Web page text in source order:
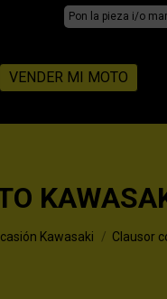
Search:
VENDER MI MOTO
Kawasaki Clausor